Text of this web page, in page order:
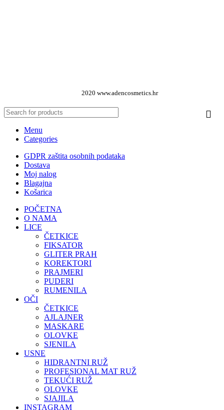
2020 www.adencosmetics.hr
Menu
Categories
GDPR zaštita osobnih podataka
Dostava
Moj nalog
Blagajna
Košarica
POČETNA
O NAMA
LICE
ČETKICE
FIKSATOR
GLITER PRAH
KOREKTORI
PRAJMERI
PUDERI
RUMENILA
OČI
ČETKICE
AJLAJNER
MASKARE
OLOVKE
SJENILA
USNE
HIDRANTNI RUŽ
PROFESIONAL MAT RUŽ
TEKUĆI RUŽ
OLOVKE
SJAJILA
INSTAGRAM